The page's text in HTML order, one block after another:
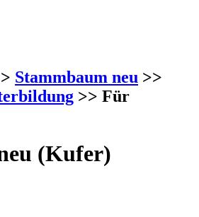
Stammbaum neu >>
>> Für
(Kufer)